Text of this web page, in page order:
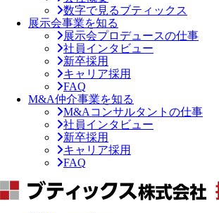
数字で見るブティックス
展示会事業を知る
展示会プロデュースの仕事
社員インタビュー
新卒採用
キャリア採用
FAQ
M&A仲介事業を知る
M&Aコンサルタントの仕事
社員インタビュー
新卒採用
キャリア採用
FAQ